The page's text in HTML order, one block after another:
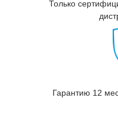
Только
Гарантию 12